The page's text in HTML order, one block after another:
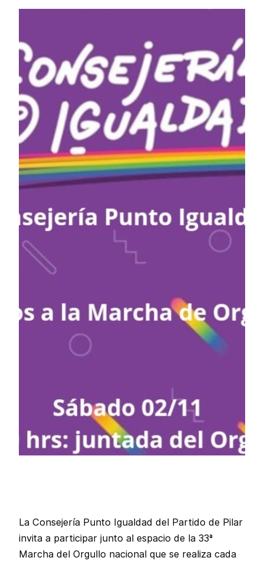
La Consejería Punto Igualdad del Partido de Pilar
invita a participar junto al espacio de la 33ª
Marcha del Orgullo nacional que se realiza cada